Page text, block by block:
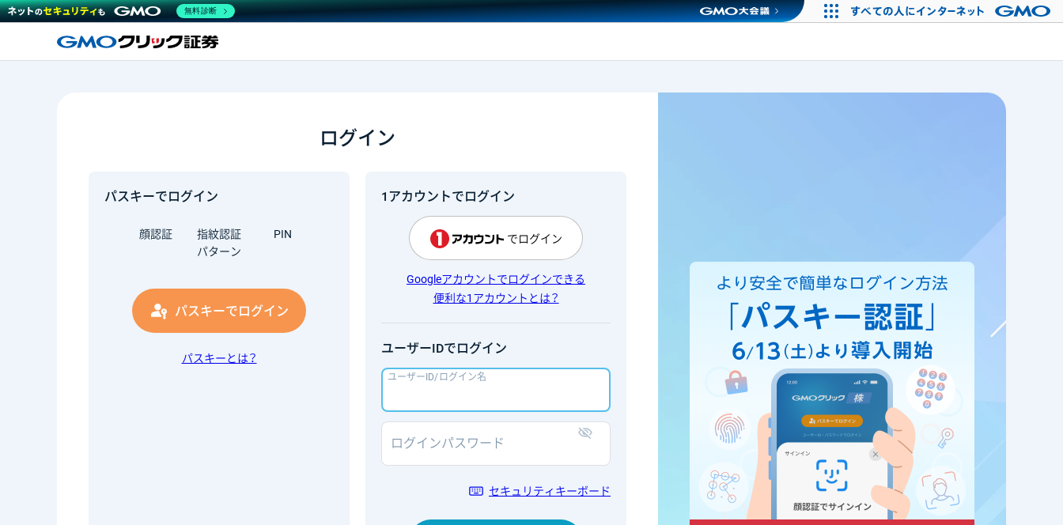
ログイン
パスキーでログイン
顔認証 指紋認証
PIN
パターン
パスキーでログイン
パスキーとは？
1アカウントでログイン
でログイン
Googleアカウントでログインできる
便利な1アカウントとは？
ユーザーIDでログイン
ユーザーID/ログイン名
ログインパスワード
セキュリティキーボード
無料診断